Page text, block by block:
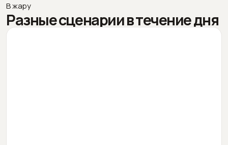
В жару
Разные сценарии в течение дня